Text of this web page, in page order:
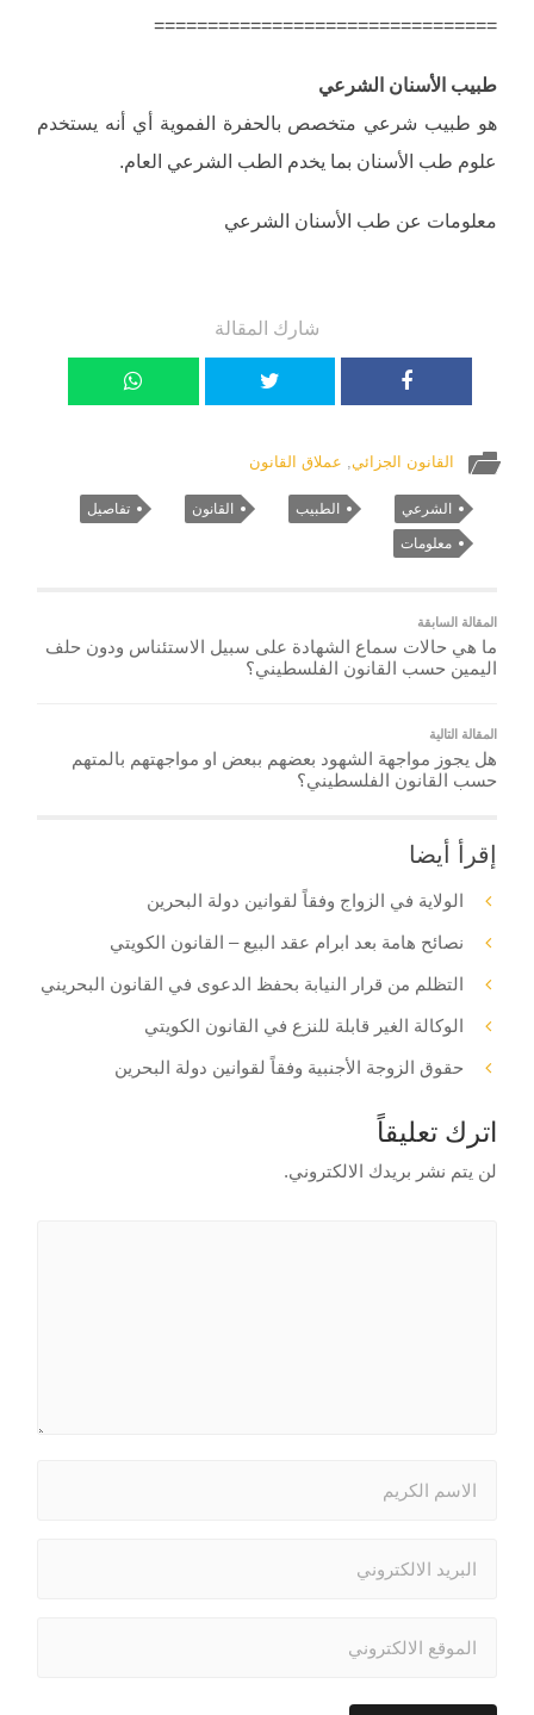
================================
طبيب الأسنان الشرعي
هو طبيب شرعي متخصص بالحفرة الفموية أي أنه يستخدم
علوم طب الأسنان بما يخدم الطب الشرعي العام.
معلومات عن طب الأسنان الشرعي
شارك المقالة
القانون الجزائي عملاق القانون
الشرعي الطبيب القانون تفاصيل
معلومات
المقالة السابقة
ما هي حالات سماع الشهادة على سبيل الاستئناس ودون حلف
اليمين حسب القانون الفلسطيني؟
المقالة التالية
هل يجوز مواجهة الشهود بعضهم ببعض او مواجهتهم بالمتهم
حسب القانون الفلسطيني؟
إقرأ أيضا
الولاية في الزواج وفقاً لقوانين دولة البحرين
نصائح هامة بعد ابرام عقد البيع – القانون الكويتي
التظلم من قرار النيابة بحفظ الدعوى في القانون البحريني
الوكالة الغير قابلة للنزع في القانون الكويتي
حقوق الزوجة الأجنبية وفقاً لقوانين دولة البحرين
اترك تعليقاً
لن يتم نشر بريدك الالكتروني.